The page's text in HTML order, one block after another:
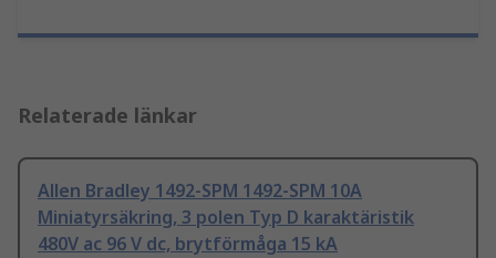
Relaterade länkar
Allen Bradley 1492-SPM 1492-SPM 10A
Miniatyrsäkring, 3 polen Typ D karaktäristik
480V ac 96 V dc, brytförmåga 15 kA